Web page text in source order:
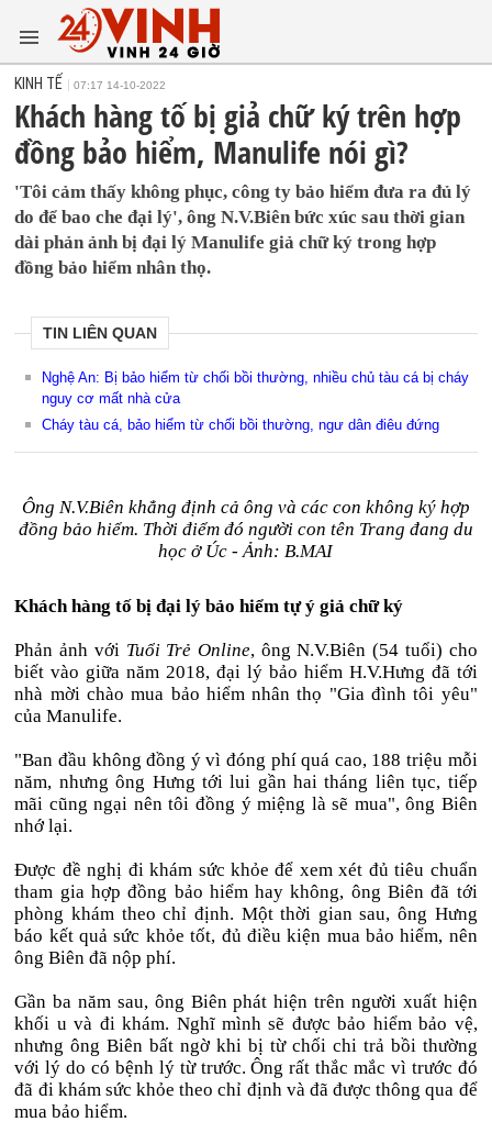
KINH TẾ 07:17 14-10-2022
Khách hàng tố bị giả chữ ký trên hợp
đồng bảo hiểm, Manulife nói gì?
'Tôi cảm thấy không phục, công ty bảo hiểm đưa ra đủ lý
do để bao che đại lý', ông N.V.Biên bức xúc sau thời gian
dài phản ảnh bị đại lý Manulife giả chữ ký trong hợp
đồng bảo hiểm nhân thọ.
TIN LIÊN QUAN
Nghệ An: Bị bảo hiểm từ chối bồi thường, nhiều chủ tàu cá bị cháy
nguy cơ mất nhà cửa
Cháy tàu cá, bảo hiểm từ chối bồi thường, ngư dân điêu đứng
Ông N.V.Biên khẳng định cả ông và các con không ký hợp
đồng bảo hiểm. Thời điểm đó người con tên Trang đang du
học ở Úc - Ảnh: B.MAI
Khách hàng tố bị đại lý bảo hiểm tự ý giả chữ ký
Phản ảnh với Tuổi Trẻ Online, ông N.V.Biên (54 tuổi) cho
biết vào giữa năm 2018, đại lý bảo hiểm H.V.Hưng đã tới
nhà mời chào mua bảo hiểm nhân thọ "Gia đình tôi yêu"
của Manulife.
"Ban đầu không đồng ý vì đóng phí quá cao, 188 triệu mỗi
năm, nhưng ông Hưng tới lui gần hai tháng liên tục, tiếp
mãi cũng ngại nên tôi đồng ý miệng là sẽ mua", ông Biên
nhớ lại.
Được đề nghị đi khám sức khỏe để xem xét đủ tiêu chuẩn
tham gia hợp đồng bảo hiểm hay không, ông Biên đã tới
phòng khám theo chỉ định. Một thời gian sau, ông Hưng
báo kết quả sức khỏe tốt, đủ điều kiện mua bảo hiểm, nên
ông Biên đã nộp phí.
Gần ba năm sau, ông Biên phát hiện trên người xuất hiện
khối u và đi khám. Nghĩ mình sẽ được bảo hiểm bảo vệ,
nhưng ông Biên bất ngờ khi bị từ chối chi trả bồi thường
với lý do có bệnh lý từ trước. Ông rất thắc mắc vì trước đó
đã đi khám sức khỏe theo chỉ định và đã được thông qua để
mua bảo hiểm.